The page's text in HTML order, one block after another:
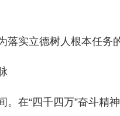
立德树人根本任务
“四千四万”奋斗精